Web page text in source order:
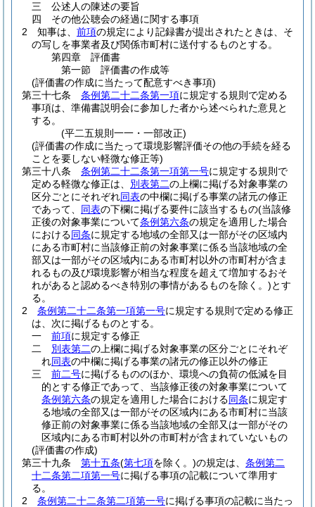
三
公述人の陳述の要旨
四
その他公聴会の経過に関する事項
2
知事は、 前項の規定により記録書が提出されたときは、そ
の写しを事業者及び関係市町村に送付するものとする。
第四章
評価書
第一節
評価書の作成等
(評価書の作成に当たって配意すべき事項)
第三十七条
条例第二十二条第一項に規定する規則で定める
事項は、準備書説明会に参加した者から述べられた意見と
する。
(平二五規則一一・一部改正)
(評価書の作成に当たって環境影響評価その他の手続を経る
ことを要しない軽微な修正等)
第三十八条
条例第二十二条第一項第一号に規定する規則で
定める軽微な修正は、 別表第二の上欄に掲げる対象事業の
区分ごとにそれぞれ同表の中欄に掲げる事業の諸元の修正
であって、 同表の下欄に掲げる要件に該当するもの(当該修
正後の対象事業について条例第六条の規定を適用した場合
における同条に規定する地域の全部又は一部がその区域内
にある市町村に当該修正前の対象事業に係る当該地域の全
部又は一部がその区域内にある市町村以外の市町村が含ま
れるもの及び環境影響が相当な程度を超えて増加するおそ
れがあると認めるべき特別の事情があるものを除く。)とす
る。
2
条例第二十二条第一項第一号に規定する規則で定める修正
は、次に掲げるものとする。
一
前項に規定する修正
二
別表第二の上欄に掲げる対象事業の区分ごとにそれぞ
れ同表の中欄に掲げる事業の諸元の修正以外の修正
三
前二号に掲げるもののほか、環境への負荷の低減を目
的とする修正であって、当該修正後の対象事業について
条例第六条の規定を適用した場合における同条に規定す
る地域の全部又は一部がその区域内にある市町村に当該
修正前の対象事業に係る当該地域の全部又は一部がその
区域内にある市町村以外の市町村が含まれていないもの
(評価書の作成)
第三十九条
第十五条(第七項を除く。)の規定は、 条例第二
十二条第二項第一号に掲げる事項の記載について準用す
る。
2
条例第二十二条第二項第一号に掲げる事項の記載に当たっ